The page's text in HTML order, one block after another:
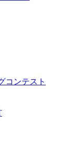
コンテスト